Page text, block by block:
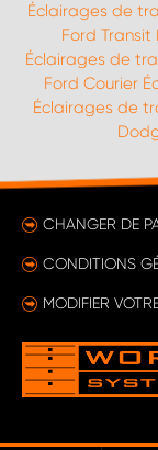
Éclairages de
Ford
Éclairages de
Ford Courier
Éclairages de
CHANGER DE
CONDITIONS
MODIFIER